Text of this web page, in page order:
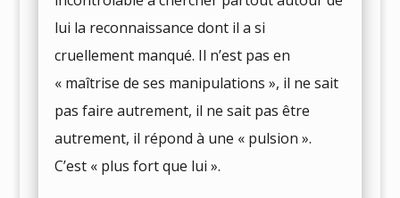
lui la reconnaissance dont il a si
cruellement manqué. Il n’est pas en
« maîtrise de ses manipulations », il ne sait
pas faire autrement, il ne sait pas être
autrement, il répond à une « pulsion ».
C’est « plus fort que lui ».